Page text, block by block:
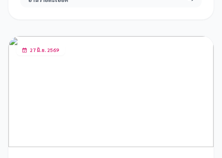
27 มิ.ย. 2569